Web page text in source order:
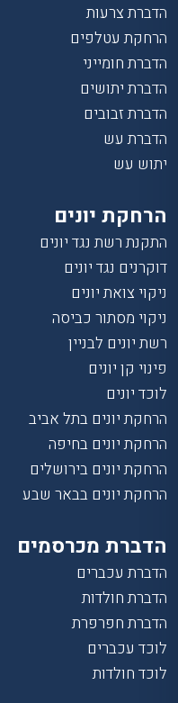
הדברת צרעות
הרחקת עטלפים
הדברת חומייני
הדברת יתושים
הדברת זבובים
הדברת עש
יתוש עש
הרחקת יונים
התקנת רשת נגד יונים
דוקרנים נגד יונים
ניקוי צואת יונים
ניקוי מסתור כביסה
רשת יונים לבניין
פינוי קן יונים
לוכד יונים
הרחקת יונים בתל אביב
הרחקת יונים בחיפה
הרחקת יונים בירושלים
הרחקת יונים בבאר שבע
הדברת מכרסמים
הדברת עכברים
הדברת חולדות
הדברת חפרפרת
לוכד עכברים
לוכד חולדות